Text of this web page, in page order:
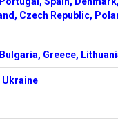
Czech Republic,
Greece,
Ukraine